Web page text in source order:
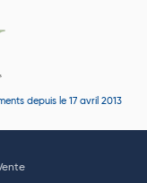
depuis le 17 avril 2013